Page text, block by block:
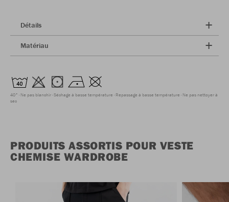
Détails
Matériau
40° Ne pas blanchir Séchage à basse température Repassage à basse température Ne pas nettoyer à
sec
PRODUITS ASSORTIS POUR VESTE
CHEMISE WARDROBE